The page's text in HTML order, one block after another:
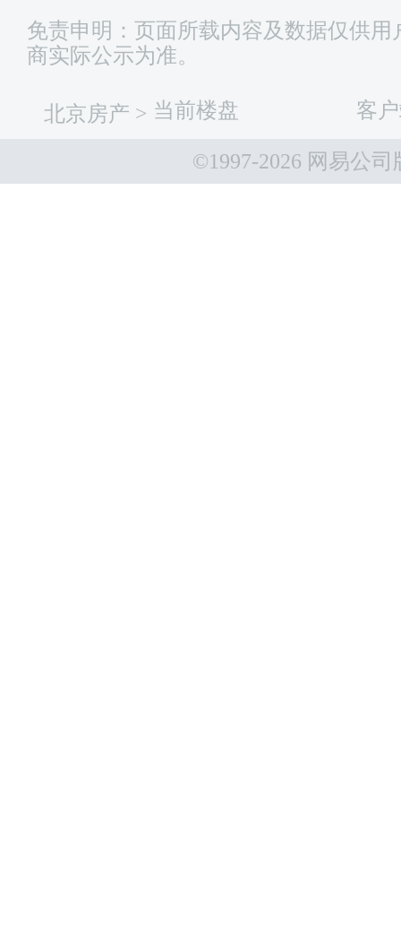
免责申明：页面所载内容及数据仅供
商实际公示为准。
北京房产 > 当前楼盘 客
©1997-2026 网易公